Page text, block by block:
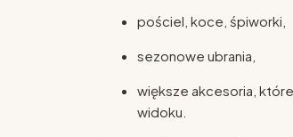
pościel, koce, śpiworki,
sezonowe ubrania,
większe akcesoria,
widoku.